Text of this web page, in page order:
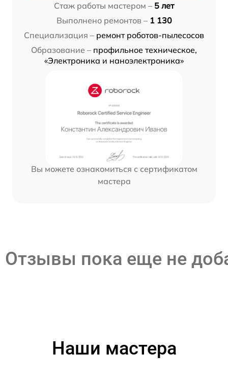
Стаж работы мастером – 5 лет
Выполнено ремонтов – 1 130
Специализация – ремонт роботов-пылесосов
Образование – профильное техническое,
«Электроника и наноэлектроника»
Вы можете ознакомиться с сертификатом
мастера
Отзывы пока еще не
Наши мастера